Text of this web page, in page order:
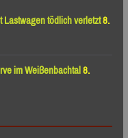
tödlich verletzt8.
im Weißenbachtal8.